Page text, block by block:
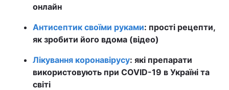
онлайн
Антисептик своїми руками: прості рецепти,
як зробити його вдома (відео)
Лікування коронавірусу: які препарати
використовують при COVID-19 в Україні та
світі